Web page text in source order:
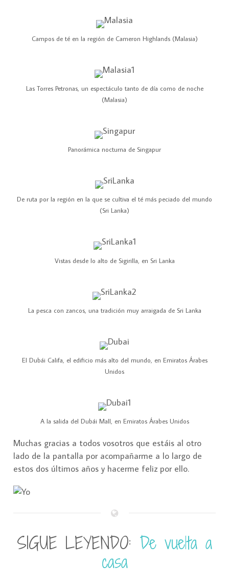
Campos de té en la región de Cameron Highlands (Malasia)
Las Torres Petronas, un espectáculo tanto de día como de noche
(Malasia)
Panorámica nocturna de Singapur
De ruta por la región en la que se cultiva el té más peciado del mundo
(Sri Lanka)
Vistas desde lo alto de Sigirilla, en Sri Lanka
La pesca con zancos, una tradición muy arraigada de Sri Lanka
El Dubái Califa, el edificio más alto del mundo, en Emiratos Árabes
Unidos
A la salida del Dubái Mall, en Emiratos Árabes Unidos
Muchas gracias a todos vosotros que estáis al otro
lado de la pantalla por acompañarme a lo largo de
estos dos últimos años y hacerme feliz por ello.
SIGUE LEYENDO: De vuelta a
casa